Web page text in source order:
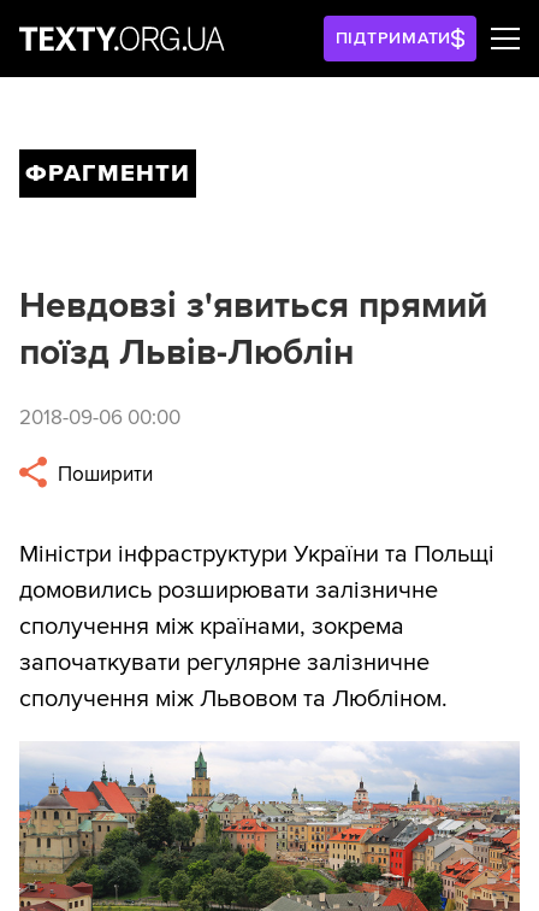
ПІДТРИМАТИ
ФРАГМЕНТИ
Невдовзі з'явиться прямий
поїзд Львів-Люблін
2018-09-06 00:00
Поширити
Міністри інфраструктури України та Польщі
домовились розширювати залізничне
сполучення між країнами, зокрема
започаткувати регулярне залізничне
сполучення між Львовом та Любліном.